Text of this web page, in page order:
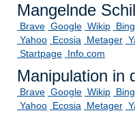
Mangelnde Schil
Brave Google Wikip Bing
Yahoo Ecosia Metager
Startpage Info.com
Manipulation in
Brave Google Wikip Bing
Yahoo Ecosia Metager